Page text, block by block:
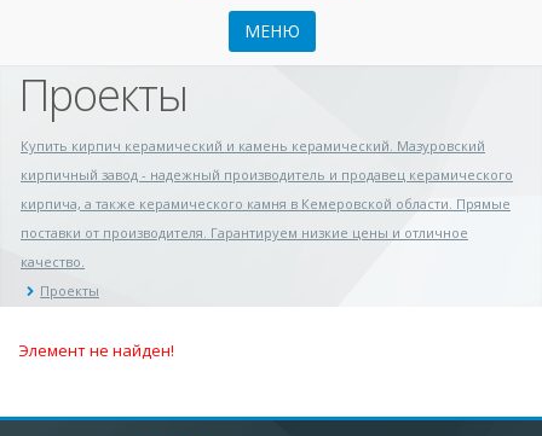
МЕНЮ
Проекты
Купить кирпич керамический и камень керамический. Мазуровский
кирпичный завод - надежный производитель и продавец керамического
кирпича, а также керамического камня в Кемеровской области. Прямые
поставки от производителя. Гарантируем низкие цены и отличное
качество.
Проекты
Элемент не найден!